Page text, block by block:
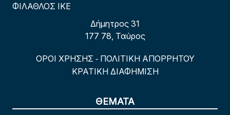
ΦΙΛΑΘΛΟΣ ΙΚΕ
Δήμητρος 31
177 78, Ταύρος
ΟΡΟΙ ΧΡΗΣΗΣ - ΠΟΛΙΤΙΚΗ ΑΠΟΡΡΗΤΟΥ
ΚΡΑΤΙΚΗ ΔΙΑΦΗΜΙΣΗ
ΘΕΜΑΤΑ